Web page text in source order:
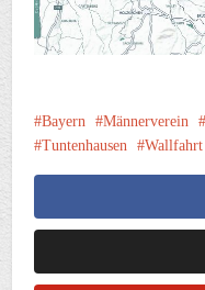
Bayern Männerverein
Tuntenhausen
Wallfahrt